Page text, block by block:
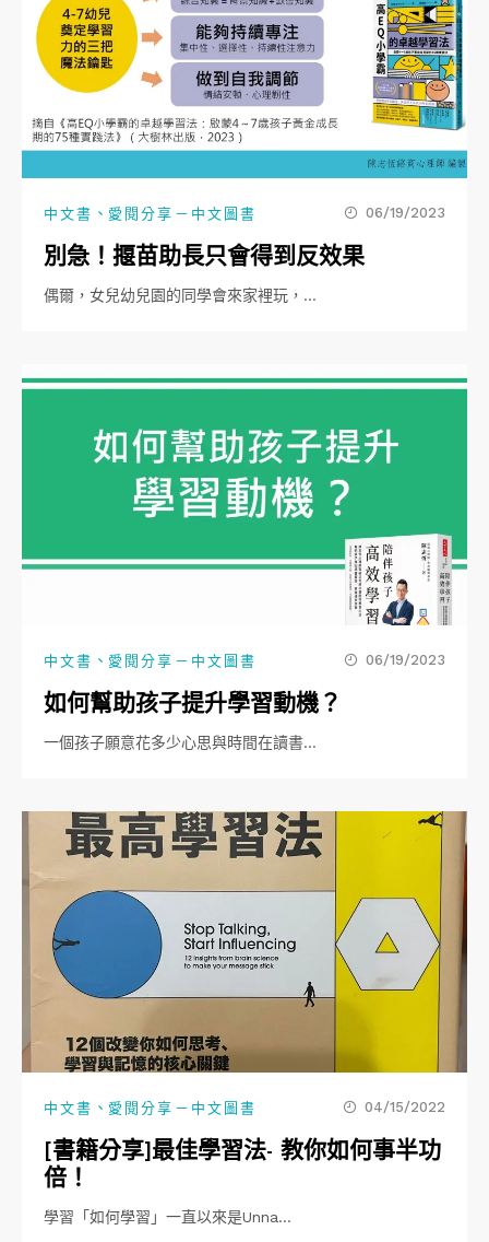
中文書 、 愛閱分享－中文圖書 06/19/2023
別急！揠苗助長只會得到反效果
偶爾，女兒幼兒園的同學會來家裡玩，…
中文書 、 愛閱分享－中文圖書 06/19/2023
如何幫助孩子提升學習動機？
一個孩子願意花多少心思與時間在讀書…
中文書 、 愛閱分享－中文圖書 04/15/2022
[書籍分享]最佳學習法- 教你如何事半功
倍！
學習「如何學習」一直以來是Unna…